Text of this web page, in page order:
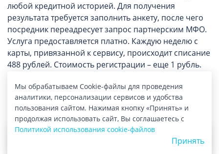
любой кредитной историей. Для получения
результата требуется заполнить анкету, после чего
посредник переадресует запрос партнерским МФО.
Услуга предоставляется платно. Каждую неделю с
карты, привязанной к сервису, происходит списание
488 рублей. Стоимость регистрации – еще 1 рубль.
подключения сервиса возникает вопрос, как на
сайте Доставка Займов (Ruskred) отписаться от
платных подписок.
Мы обрабатываем Cookie-файлы для проведения
аналитики, персонализации сервисов и удобства
пользования сайтом. Нажимая кнопку «Принять» и
продолжая использовать сайт, Вы соглашаетесь с
Политикой использования cookie-файлов
Принять